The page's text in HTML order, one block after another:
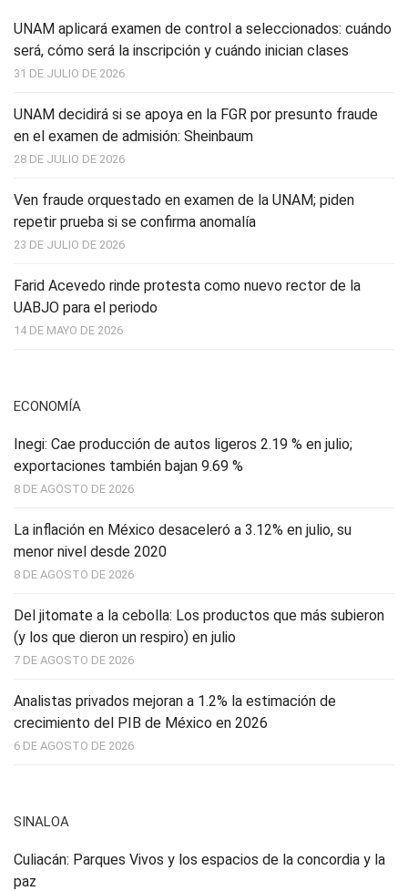
UNAM aplicará examen de control a seleccionados: cuándo
será, cómo será la inscripción y cuándo inician clases
31 DE JULIO DE 2026
UNAM decidirá si se apoya en la FGR por presunto fraude
en el examen de admisión: Sheinbaum
28 DE JULIO DE 2026
Ven fraude orquestado en examen de la UNAM; piden
repetir prueba si se confirma anomalía
23 DE JULIO DE 2026
Farid Acevedo rinde protesta como nuevo rector de la
UABJO para el periodo
14 DE MAYO DE 2026
ECONOMÍA
Inegi: Cae producción de autos ligeros 2.19 % en julio;
exportaciones también bajan 9.69 %
8 DE AGOSTO DE 2026
La inflación en México desaceleró a 3.12% en julio, su
menor nivel desde 2020
8 DE AGOSTO DE 2026
Del jitomate a la cebolla: Los productos que más subieron
(y los que dieron un respiro) en julio
7 DE AGOSTO DE 2026
Analistas privados mejoran a 1.2% la estimación de
crecimiento del PIB de México en 2026
6 DE AGOSTO DE 2026
SINALOA
Culiacán: Parques Vivos y los espacios de la concordia y la
paz